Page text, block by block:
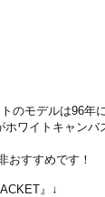
のモデルは96年
ワイトキャンバ
おすすめです！
』↓